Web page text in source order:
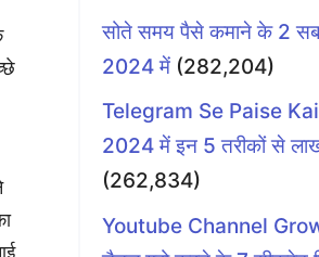
सोते समय पैसे कमाने के 2
2024 में (282,204)
Telegram Se Paise
2024 में इन 5 तरीकों से
(262,834)
Youtube Channel